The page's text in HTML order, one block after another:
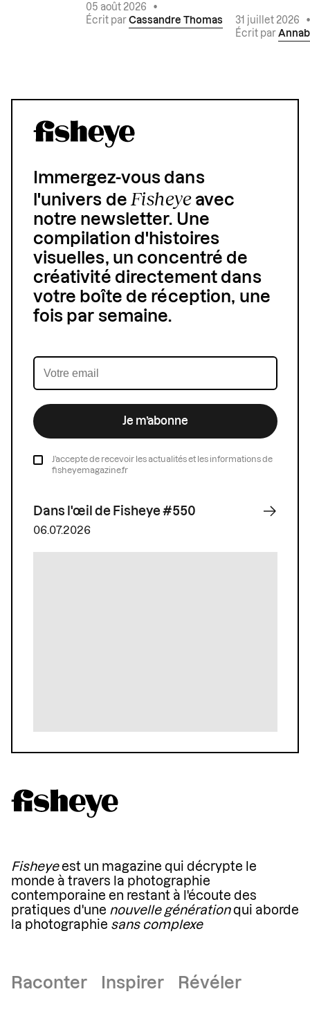
05 août 2026
•
Écrit par Cassandre Thomas 31 juillet 2026
Écrit par
Immergez-vous dans
l'univers deFisheyeavec
notre newsletter. Une
compilation d'histoires
visuelles, un concentré de
créativité directement dans
votre boîte de réception, une
fois par semaine.
Je m’abonne
J’accepte de recevoir les actualités et les informations de
fisheyemagazine.fr
Dans l'œil de Fisheye #550
06.07.2026
Fisheyeest un magazine qui décrypte le
monde à travers la photographie
contemporaine en restant à l'écoute des
pratiques d'une nouvelle générationqui aborde
la photographie sans complexe
Raconter Inspirer Révéler